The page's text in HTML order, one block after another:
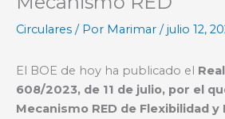
Circulares / Por Marimar /julio 12,
El BOE de hoy ha publicado el
608/2023, de 11 de julio, por el
Mecanismo RED de Flexibilidad y